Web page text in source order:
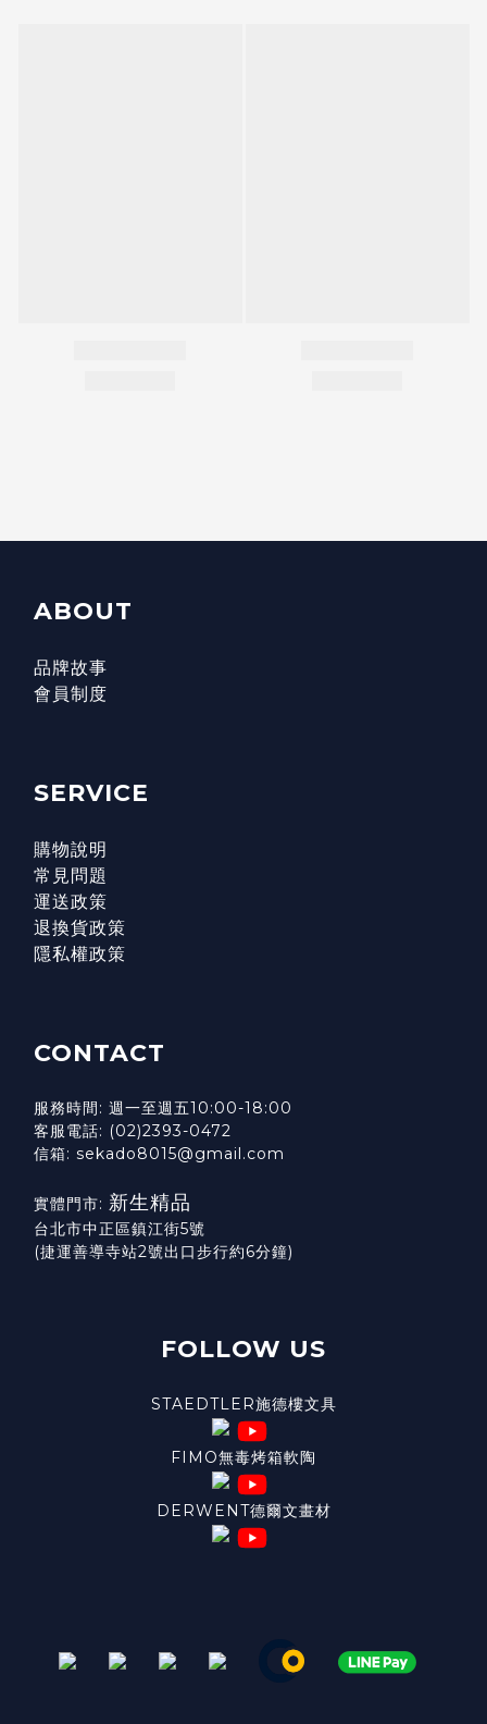
ABOUT
品牌故事
會員制度
SERVICE
購物說明
常見問題
運送政策
退換貨政策
隱私權政策
CONTACT
服務時間: 週一至週五10:00-18:00
客服電話: (02)2393-0472
信箱: sekado8015@gmail.com
實體門市: 新生精品
台北市中正區鎮江街5號
(捷運善導寺站2號出口步行約6分鐘)
FOLLOW US
STAEDTLER施德樓文具
FIMO無毒烤箱軟陶
DERWENT德爾文畫材